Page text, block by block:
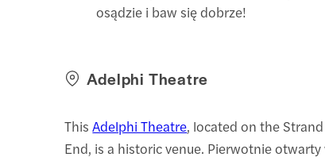
osądzie i baw się dobrze!
Adelphi Theatre
ThisAdelphi Theatre, located on the
End, is a historic venue. Pierwotnie